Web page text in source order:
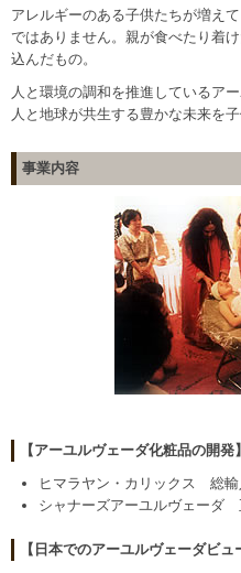
アレルギーのある子供たちが増え
ではありません。親が食べたり着
込んだもの。
人と環境の調和を推進しているア
人と地球が共生する豊かな未来を子
事業内容
【アーユルヴェーダ化粧品の開発】
ヒマラヤン・カリックス 総輸
シャナーズアーユルヴェーダ
【日本でのアーユルヴェーダビュ